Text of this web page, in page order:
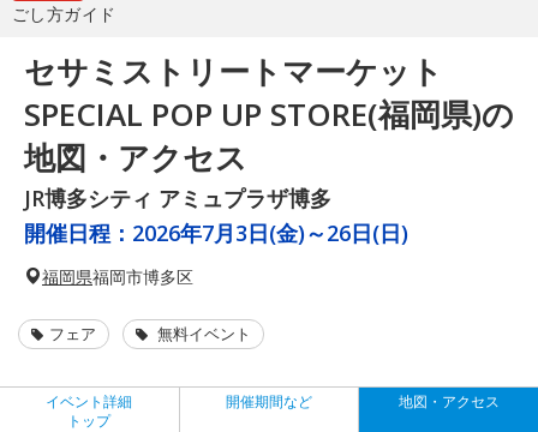
ごし方ガイド
セサミストリートマーケット
SPECIAL POP UP STORE(福岡県)の
地図・アクセス
JR博多シティ アミュプラザ博多
開催日程： 2026年7月3日(金)～26日(日)
福岡県福岡市博多区
フェア 無料イベント
イベント詳細
トップ
開催期間など 地図・アクセス